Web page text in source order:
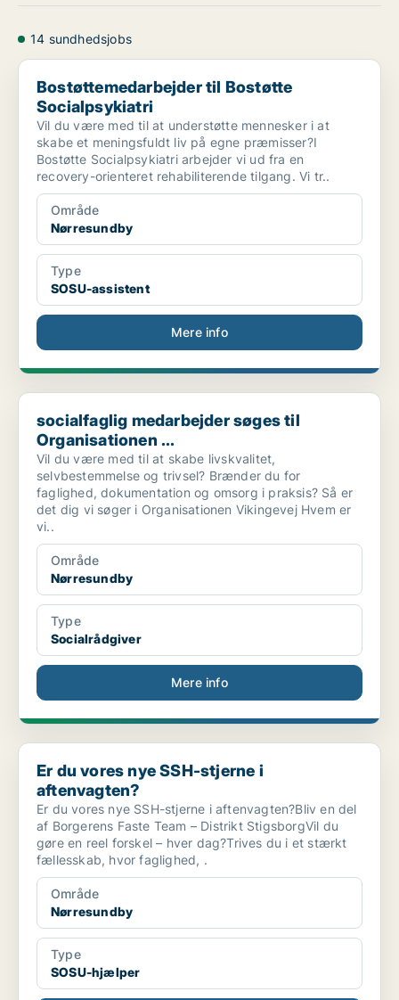
14 sundhedsjobs
Bostøttemedarbejder til Bostøtte Socialpsykiatri
Bostøttemedarbejder til Bostøtte
Socialpsykiatri
Vil du være med til at understøtte mennesker i at
skabe et meningsfuldt liv på egne præmisser?I
Bostøtte Socialpsykiatri arbejder vi ud fra en
recovery-orienteret rehabiliterende tilgang. Vi tr..
Område
Nørresundby
Type
SOSU-assistent
Mere info
socialfaglig medarbejder søges til Organisationen ...
socialfaglig medarbejder søges til
Organisationen ...
Vil du være med til at skabe livskvalitet,
selvbestemmelse og trivsel? Brænder du for
faglighed, dokumentation og omsorg i praksis? Så er
det dig vi søger i Organisationen Vikingevej Hvem er
vi..
Område
Nørresundby
Type
Socialrådgiver
Mere info
Er du vores nye SSH-stjerne i aftenvagten?
Er du vores nye SSH-stjerne i
aftenvagten?
Er du vores nye SSH-stjerne i aftenvagten?Bliv en del
af Borgerens Faste Team – Distrikt StigsborgVil du
gøre en reel forskel – hver dag?Trives du i et stærkt
fællesskab, hvor faglighed, .
Område
Nørresundby
Type
SOSU-hjælper